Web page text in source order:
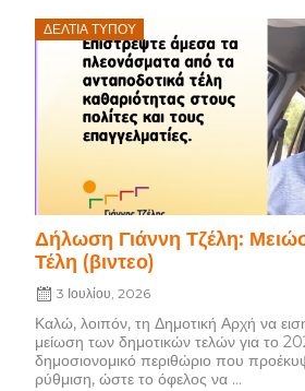
ΔΕΛΤΊΑ ΤΎΠΟΥ
Δήλωση Γιάννη Τζέλη:
Τέλη (βιντεο)
Posted
3 Ιουλίου, 2026
Καλώ, λοιπόν, τη Δημοτική Αρχή να
μείωση των δημοτικών τελών για το
δημοσιονομικό περιθώριο που
ρύθμιση, ώστε το όφελος να ...